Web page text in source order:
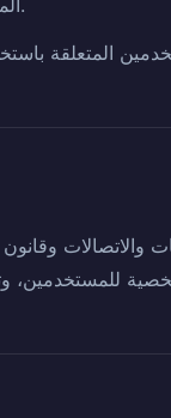
المستخدمون من استخدام الخدمة بأمان.
والاتصالات